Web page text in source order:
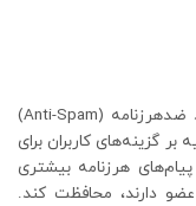
دومین ویژگی برای تنظیمات گروه، فیلتر جدید ضدهرزنامه (Anti-Spam)
گزینه‌های کاربران برای
هرزنامه بیشتری
مراقبت کند تا از گروه‌هایی که بیش از 200 عضو دارند، محافظت کند.